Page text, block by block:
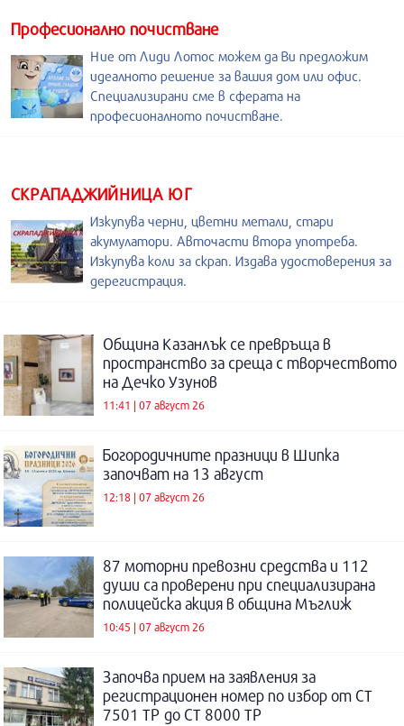
Професионално почистване
Ние от Лиди Лотос можем да Ви предложим
идеалното решение за вашия дом или офис.
Специализирани сме в сферата на
професионалното почистване.
СКРАПАДЖИЙНИЦА ЮГ
Изкупува черни, цветни метали, стари
акумулатори. Авточасти втора употреба.
Изкупува коли за скрап. Издава удостоверения за
дерегистрация.
Община Казанлък се превръща в
пространство за среща с творчеството
на Дечко Узунов
11:41 | 07 август 26
Богородичните празници в Шипка
започват на 13 август
12:18 | 07 август 26
87 моторни превозни средства и 112
души са проверени при специализирана
полицейска акция в община Мъглиж
10:45 | 07 август 26
Започва прием на заявления за
регистрационен номер по избор от СТ
7501 ТР до СТ 8000 ТР